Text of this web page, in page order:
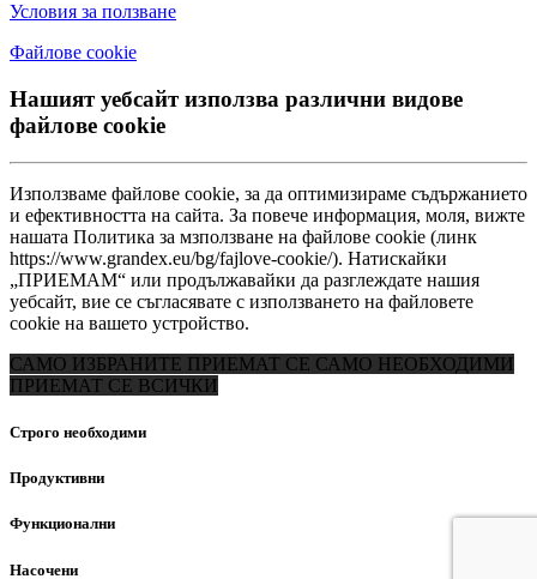
Условия за ползване
Файлове сookie
Нашият уебсайт използва различни видове
файлове cookie
Използваме файлове cookie, за да оптимизираме съдържанието
и ефективността на сайта. За повече информация, моля, вижте
нашата Политика за мзползване на файлове cookie (линк
https://www.grandex.eu/bg/fajlove-сookie/). Натискайки
„ПРИЕМАМ“ или продължавайки да разглеждате нашия
уебсайт, вие се съгласявате с използването на файловете
cookie на вашето устройство.
САМО ИЗБРАНИТЕ ПРИЕМАТ СЕ САМО НЕОБХОДИМИ
ПРИЕМАТ СЕ ВСИЧКИ
Строго необходими
Продуктивни
Функционални
Насочени